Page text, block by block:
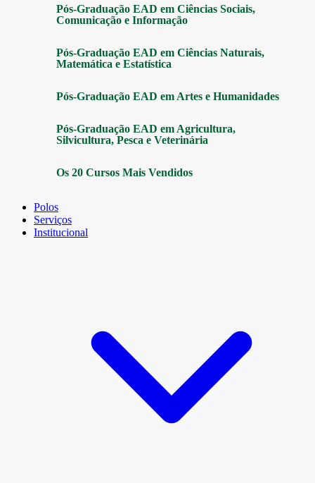
Pós-Graduação EAD em Ciências Sociais,
Comunicação e Informação
Pós-Graduação EAD em Ciências Naturais,
Matemática e Estatística
Pós-Graduação EAD em Artes e Humanidades
Pós-Graduação EAD em Agricultura,
Silvicultura, Pesca e Veterinária
Os 20 Cursos Mais Vendidos
Polos
Serviços
Institucional